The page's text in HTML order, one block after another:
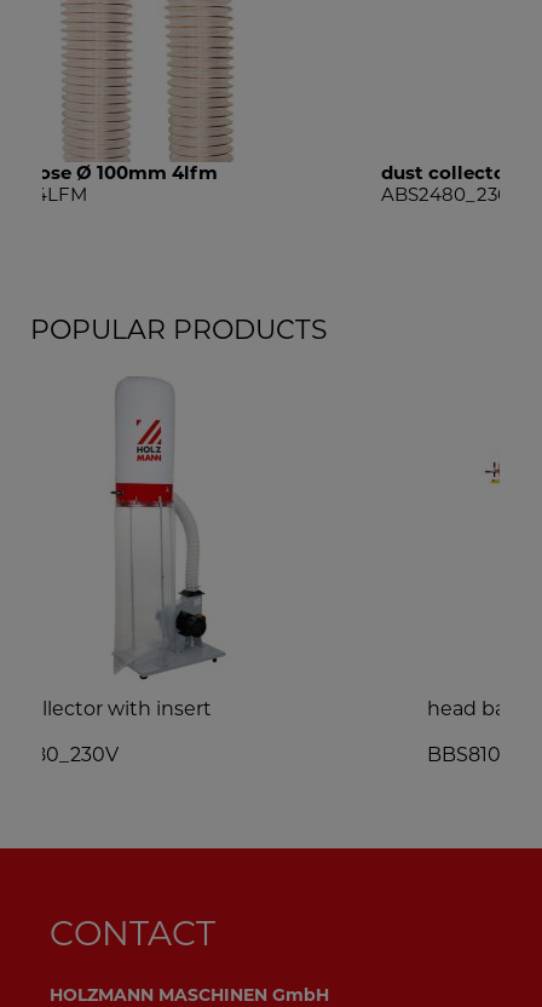
dust collector with insert
ABS2480_230V
POPULAR PRODUCTS
head band saw
BBS810SMART_400V
CONTACT
HOLZMANN MASCHINEN GmbH